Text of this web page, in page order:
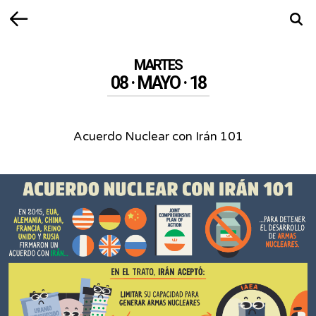
MARTES
08 · MAYO · 18
Acuerdo Nuclear con Irán 101
Acuerdo
Nuclear
con
Irán
101
-
Un
(muy)